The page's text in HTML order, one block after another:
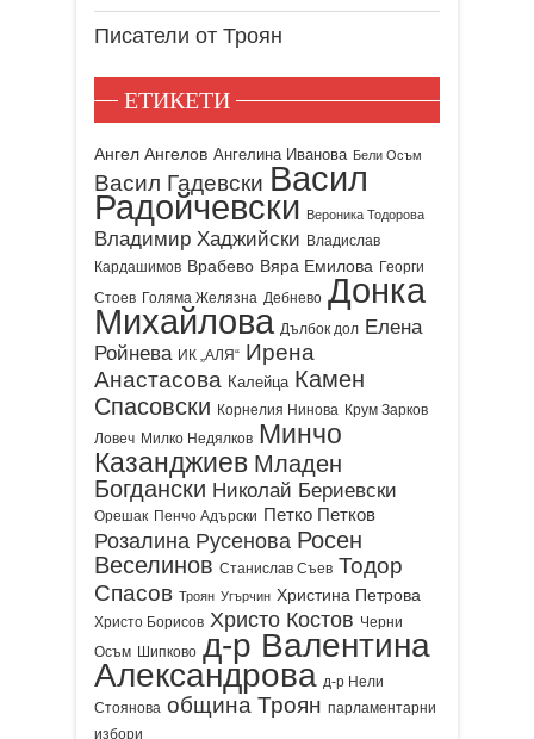
Писатели от Троян
ЕТИКЕТИ
Ангел Ангелов Ангелина Иванова Бели Осъм
Васил Гадевски Васил
Радойчевски Вероника Тодорова
Владимир Хаджийски Владислав
Кардашимов Врабево Вяра Емилова Георги
Стоев Голяма Желязна Дебнево Донка
Михайлова Дълбок дол Елена
Ройнева ИК „АЛЯ“ Ирена
Анастасова Калейца Камен
Спасовски Корнелия Нинова Крум Зарков
Ловеч Милко Недялков Минчо
Казанджиев Младен
Богдански Николай Бериевски
Орешак Пенчо Адърски Петко Петков
Розалина Русенова Росен
Веселинов Станислав Съев Тодор
Спасов Троян Угърчин Христина Петрова
Христо Борисов Христо Костов Черни
Осъм
Шипково д-р Валентина
Александрова д-р Нели
Стоянова община Троян парламентарни
избори